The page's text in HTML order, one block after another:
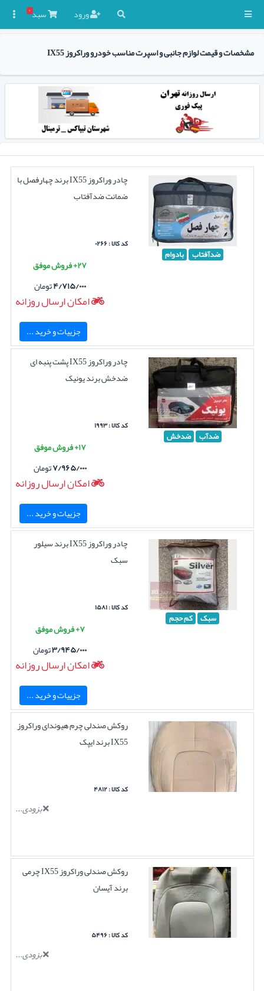
ورود سبد۰
مشخصات و قیمت لوازم جانبی و اسپرت مناسب خودرو وراکروز IX55
ضدآفتاب بادوام
چادر وراکروز IX55 برند چهارفصل با
ضمانت ضدآفتاب
کد کالا : ۰۲۶۶
۲۷+ فروش موفق
۴/۷۱۵/۰۰۰تومان
امکان ارسال روزانه
جزییات و خرید ...
ضدآب ضدخش
چادر وراکروز IX55 پشت پنبه ای
ضدخش برند یونیک
کد کالا : ۱۹۹۳
۱۷+ فروش موفق
۷/۹۶۵/۰۰۰تومان
امکان ارسال روزانه
جزییات و خرید ...
سبک کم حجم
چادر وراکروز IX55 برند سیلور
سبک
کد کالا : ۱۵۸۱
۷+ فروش موفق
۳/۹۴۵/۰۰۰تومان
امکان ارسال روزانه
جزییات و خرید ...
روکش صندلی چرم هیوندای وراکروز
IX55 برند ایپک
کد کالا : ۴۸۱۲
بزودی...
روکش صندلی وراکروز IX55 چرمی
برند آیسان
کد کالا : ۵۴۹۶
بزودی...